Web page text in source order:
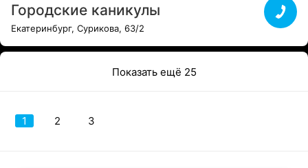
Городские каникулы
Екатеринбург, Сурикова, 63/2
Показать ещё 25
1 2 3